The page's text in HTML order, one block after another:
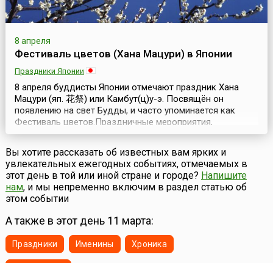
8 апреля
Фестиваль цветов (Хана Мацури) в Японии
Праздники Японии
8 апреля буддисты Японии отмечают праздник Хана
Мацури (яп. 花祭) или Камбут(ц)у-э. Посвящён он
появлению на свет Будды, и часто упоминается как
Фестиваль цветов.Праздничные мероприятия,
посвящённые Дню Рождения основателя одной из
мировых религий, были известны ещё в начале нашей
эры, хотя популярность приобрели во второй половине
19 века.Все церемониальные действия, проводящиеся в
этот ден...
Вы хотите рассказать об известных вам ярких и
увлекательных ежегодных событиях, отмечаемых в
этот день в той или иной стране и городе? Напишите
нам, и мы непременно включим в раздел статью об
этом событии
А также в этот день 11 марта:
Праздники Именины Хроника